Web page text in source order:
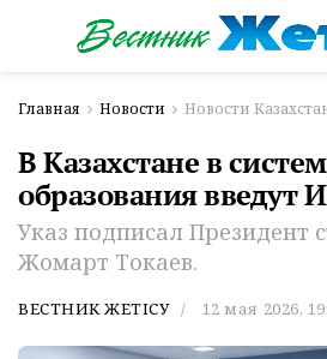
Главная Новости Новости
В Казахстане в
образования введут
Указ подписал Президент
Жомарт Токаев.
ВЕСТНИК ЖЕТІСУ 12 мая 2026,